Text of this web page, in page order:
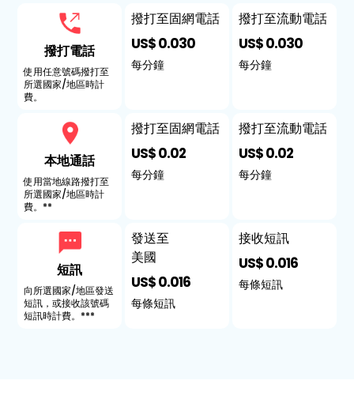
撥打電話
使用任意號碼撥打至
所選國家/地區時計
費。
本地通話
使用當地線路撥打至
所選國家/地區時計
費。**
短訊
向所選國家/地區發送
短訊，或接收該號碼
短訊時計費。***
撥打至固網電話
US$ 0.030
每分鐘
撥打至固網電話
US$ 0.02
每分鐘
發送至
美國
US$ 0.016
每條短訊
撥打至流動電話
US$ 0.030
每分鐘
撥打至流動電話
US$ 0.02
每分鐘
接收短訊
US$ 0.016
每條短訊